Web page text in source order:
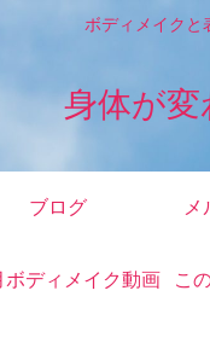
ボディメイクと
身体が変
ブログ
ボディメイク動画 こ